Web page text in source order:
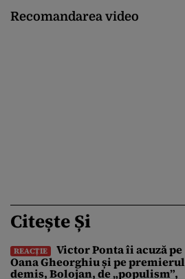
Recomandarea video
Citește Și
REACȚIE
Victor Ponta îi acuză pe
Oana Gheorghiu și pe premierul
demis, Bolojan, de „populism”,